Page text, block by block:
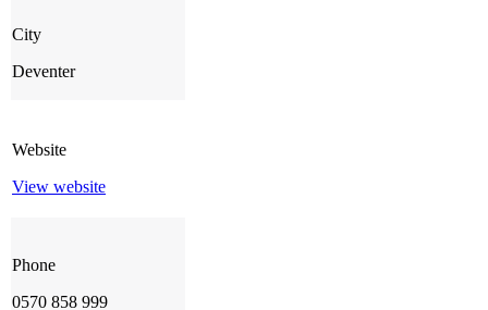
City
Deventer
Website
View website
Phone
0570 858 999